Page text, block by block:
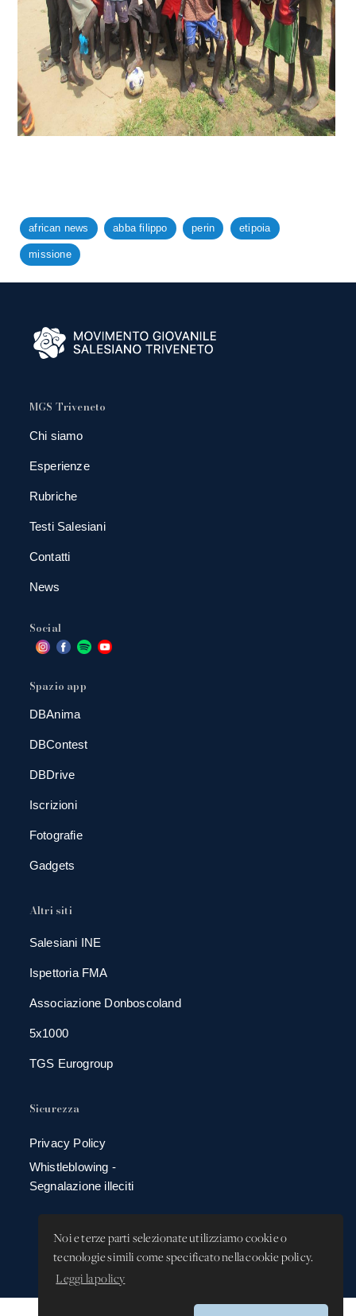
Noi e terze parti selezionate utilizziamo cookie o
tecnologie simili come specificato nella cookie policy.
Leggi la policy
african news abba filippo perin etipoia
missione
MGS Triveneto
Chi siamo
Esperienze
Rubriche
Testi Salesiani
Contatti
News
Social
Spazio app
DBAnima
DBContest
DBDrive
Iscrizioni
Fotografie
Gadgets
Altri siti
Salesiani INE
Ispettoria FMA
Associazione Donboscoland
5x1000
TGS Eurogroup
Sicurezza
Privacy Policy
Whistleblowing -
Segnalazione illeciti